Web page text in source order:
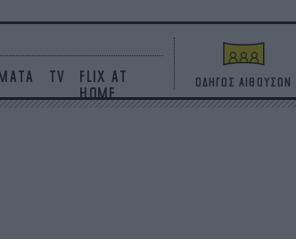
TV
FLIX AT
HOME
ΟΔΗΓΟΣ ΑΙΘΟΥΣΩΝ